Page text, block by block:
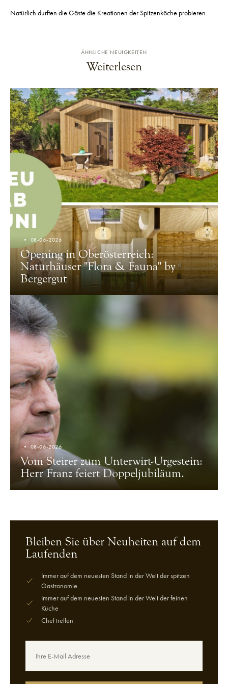
Natürlich durften die Gäste die Kreationen der Spitzenköche probieren.
ÄHNLICHE NEUIGKEITEN
Weiterlesen
08-06-2026
Opening in Oberösterreich:
Naturhäuser "Flora & Fauna" by
Bergergut
08-06-2026
Vom Steirer zum Unterwirt-Urgestein:
Herr Franz feiert Doppeljubiläum.
Bleiben Sie über Neuheiten auf dem
Laufenden
Immer auf dem neuesten Stand in der Welt der spitzen
Gastronomie
Immer auf dem neuesten Stand in der Welt der feinen
Küche
Chef treffen